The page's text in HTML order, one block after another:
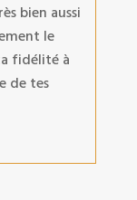
bien aussi
le
fidélité à
de tes